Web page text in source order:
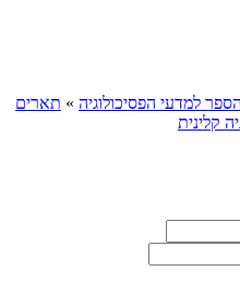
למדעי הפסיכולוגיה » תארים
קלינית